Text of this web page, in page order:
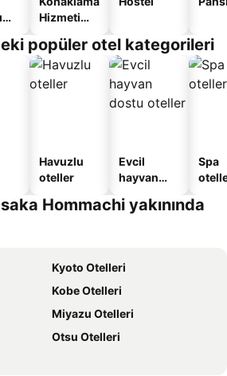
Hizmeti
Apart
Daire
popüler otel kategorileri
Havuzlu
oteller
Evcil
hayvan
oteller
Spa
Hommachi yakınında
Kyoto Otelleri
Kobe Otelleri
Miyazu Otelleri
Otsu Otelleri